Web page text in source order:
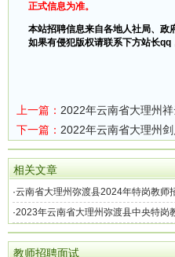
正式信息为准。
本站招聘信息来自各地人社局、政
如果有侵犯版权请联系下方站长qq
上一篇： 2022年云南省大理州
下一篇： 2022年云南省大理州
相关文章
·云南省大理州弥渡县2024年特岗教师
·2023年云南省大理州弥渡县中央特岗
教师招聘面试